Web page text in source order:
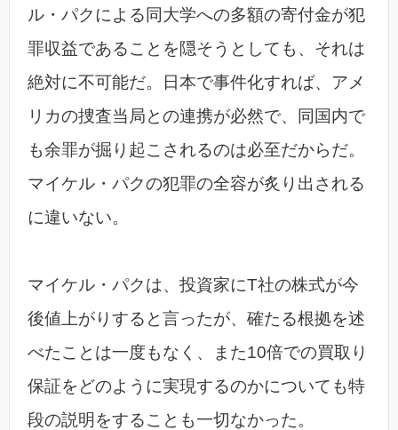
ル・パクによる同大学への多額の寄付金が犯
罪収益であることを隠そうとしても、それは
絶対に不可能だ。日本で事件化すれば、アメ
リカの捜査当局との連携が必然で、同国内で
も余罪が掘り起こされるのは必至だからだ。
マイケル・パクの犯罪の全容が炙り出される
に違いない。
マイケル・パクは、投資家にT社の株式が今
後値上がりすると言ったが、確たる根拠を述
べたことは一度もなく、また10倍での買取り
保証をどのように実現するのかについても特
段の説明をすることも一切なかった。